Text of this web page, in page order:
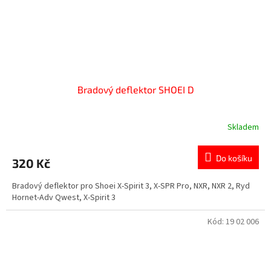
Bradový deflektor SHOEI D
Skladem
320 Kč Do košíku
Bradový deflektor pro Shoei X-Spirit 3, X-SPR Pro, NXR, NXR 2, Ryd
Hornet-Adv Qwest, X-Spirit 3
Kód: 19 02 006